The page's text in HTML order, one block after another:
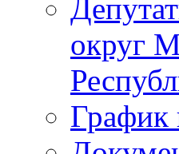
округ
График